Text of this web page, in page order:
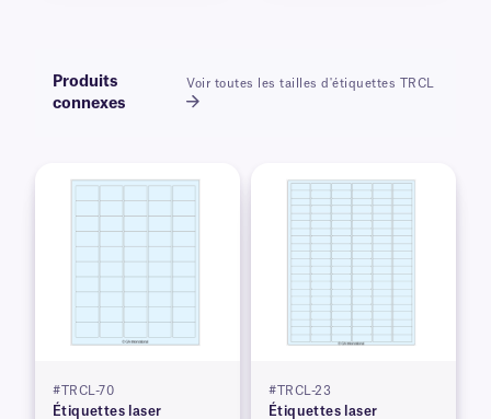
Produits
connexes
Voir toutes les tailles d'étiquettes TRCL
#TRCL-70
Étiquettes laser
#TRCL-23
Étiquettes laser